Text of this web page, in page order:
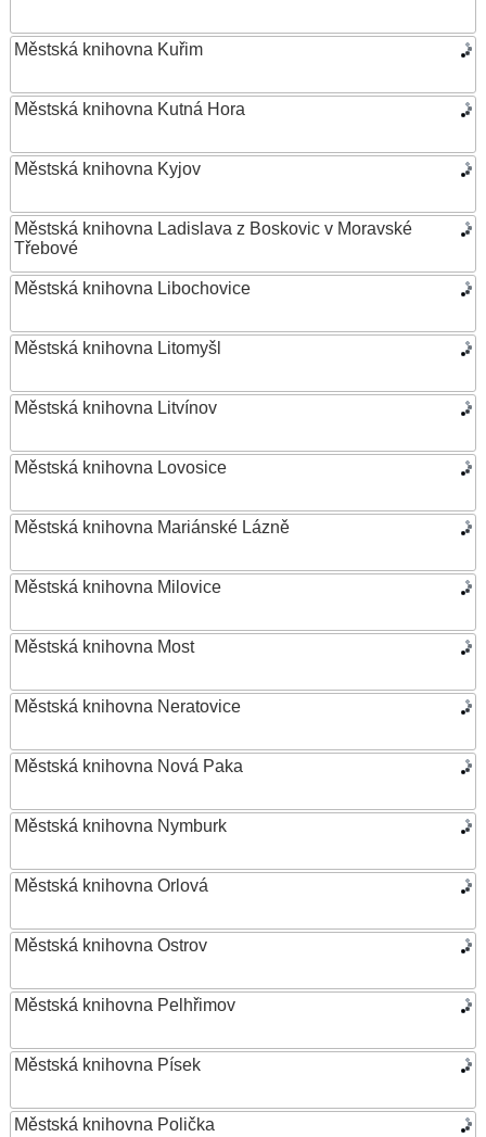
Městská knihovna Kuřim
Městská knihovna Kutná Hora
Městská knihovna Kyjov
Městská knihovna Ladislava z Boskovic v Moravské
Třebové
Městská knihovna Libochovice
Městská knihovna Litomyšl
Městská knihovna Litvínov
Městská knihovna Lovosice
Městská knihovna Mariánské Lázně
Městská knihovna Milovice
Městská knihovna Most
Městská knihovna Neratovice
Městská knihovna Nová Paka
Městská knihovna Nymburk
Městská knihovna Orlová
Městská knihovna Ostrov
Městská knihovna Pelhřimov
Městská knihovna Písek
Městská knihovna Polička